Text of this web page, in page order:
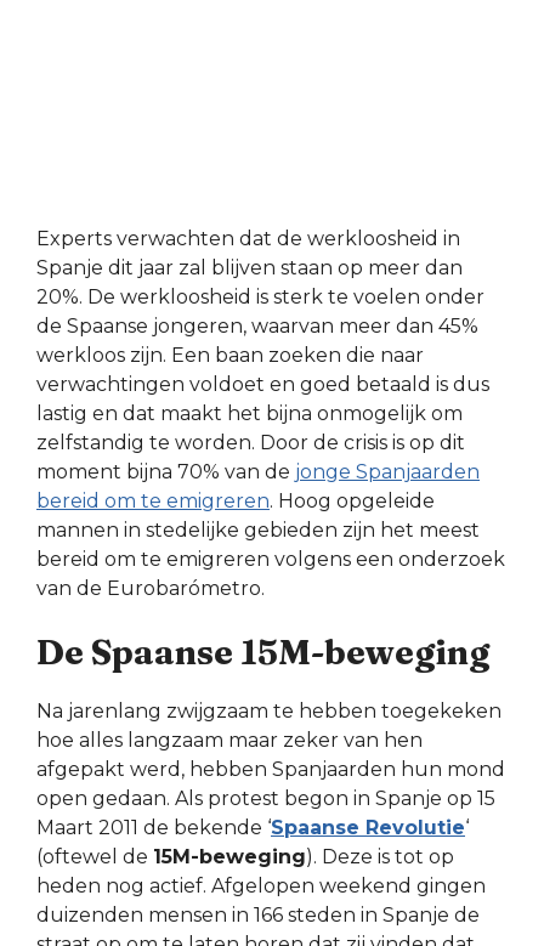
Experts verwachten dat de werkloosheid in
Spanje dit jaar zal blijven staan op meer dan
20%. De werkloosheid is sterk te voelen onder
de Spaanse jongeren, waarvan meer dan 45%
werkloos zijn. Een baan zoeken die naar
verwachtingen voldoet en goed betaald is dus
lastig en dat maakt het bijna onmogelijk om
zelfstandig te worden. Door de crisis is op dit
moment bijna 70% van de jonge Spanjaarden
bereid om te emigreren. Hoog opgeleide
mannen in stedelijke gebieden zijn het meest
bereid om te emigreren volgens een onderzoek
van de Eurobarómetro.
De Spaanse 15M-beweging
Na jarenlang zwijgzaam te hebben toegekeken
hoe alles langzaam maar zeker van hen
afgepakt werd, hebben Spanjaarden hun mond
open gedaan. Als protest begon in Spanje op 15
Maart 2011 de bekende ‘Spaanse Revolutie‘
(oftewel de 15M-beweging). Deze is tot op
heden nog actief. Afgelopen weekend gingen
duizenden mensen in 166 steden in Spanje de